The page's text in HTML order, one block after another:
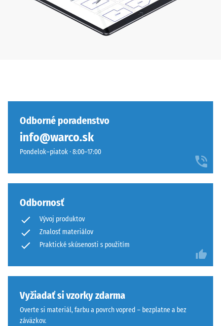
Odborné poradenstvo
info@warco.sk
Pondelok–piatok · 8:00–17:00
Odbornosť
Vývoj produktov
Znalosť materiálov
Praktické skúsenosti s použitím
Vyžiadať si vzorky zdarma
Overte si materiál, farbu a povrch vopred – bezplatne a bez
záväzkov.